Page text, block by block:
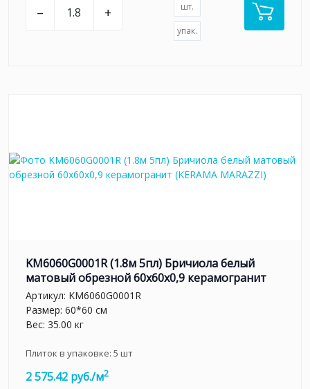
– + шт.
упак.
KM6060G0001R (1.8м 5пл) Бричиола белый
матовый обрезной 60x60x0,9 керамогранит
Артикул: KM6060G0001R
Размер: 60*60 см
Вес: 35.00 кг
Плиток в упаковке: 5 шт
2 575.42 руб./м2